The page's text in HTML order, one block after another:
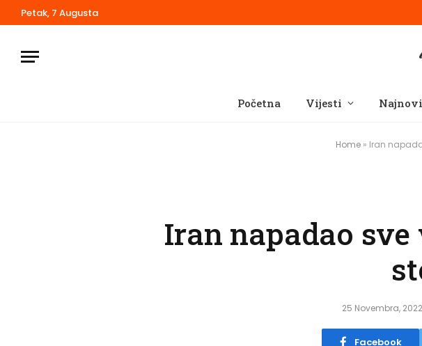
Petak, 7 Augusta
Početna Vijesti
Home» Iran
Iran napadao
25 Novembra, 2022
Facebook